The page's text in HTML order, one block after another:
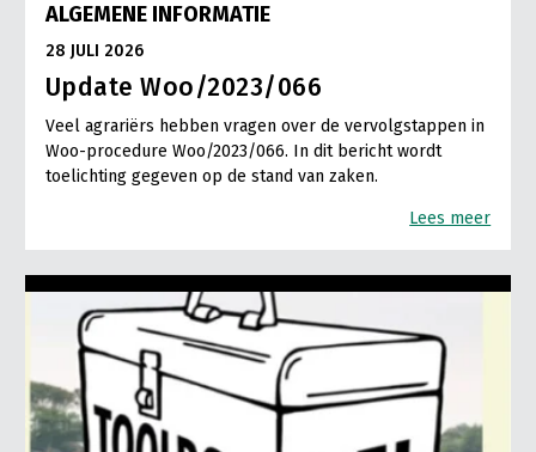
ALGEMENE INFORMATIE
28 JULI 2026
Update Woo/2023/066
Veel agrariërs hebben vragen over de vervolgstappen in
Woo-procedure Woo/2023/066. In dit bericht wordt
toelichting gegeven op de stand van zaken.
Lees meer